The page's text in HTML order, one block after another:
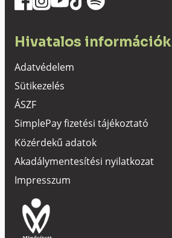
Hivatalos információk
Adatvédelem
Sütikezelés
ÁSZF
SimplePay fizetési tájékoztató
Közérdekű adatok
Akadálymentesítési nyilatkozat
Impresszum